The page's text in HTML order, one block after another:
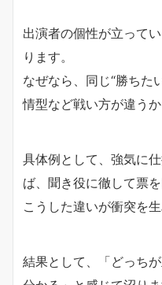
出演者の個性が立って
ります。
なぜなら、同じ“勝ちた
情型など戦い方が違うか
具体例として、強気に
ば、聞き役に徹して票
こうした違いが衝突を生
結果として、「どっち